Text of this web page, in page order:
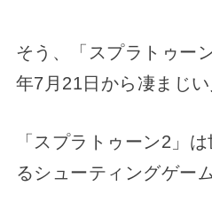
そう、「スプラトゥー
年7月21日から凄まじい
「スプラトゥーン2」
るシューティングゲー